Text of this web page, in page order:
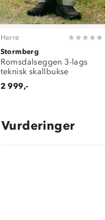
Herre
Stormberg
Romsdalseggen 3-lags
teknisk skallbukse
2 999,-
Vurderinger